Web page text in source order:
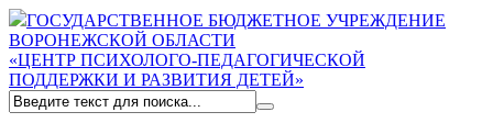
ГОСУДАРСТВЕННОЕ БЮДЖЕТНОЕ УЧРЕЖДЕНИЕ
ВОРОНЕЖСКОЙ ОБЛАСТИ
«ЦЕНТР ПСИХОЛОГО-ПЕДАГОГИЧЕСКОЙ
ПОДДЕРЖКИ И РАЗВИТИЯ ДЕТЕЙ»